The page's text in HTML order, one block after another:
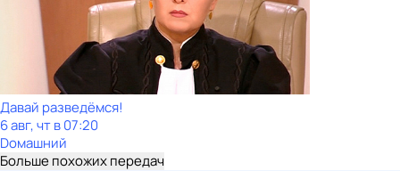
Давай рaзвeдёмся!
6 авг, чт в 07:20
Dомашний
Больше похожих передач